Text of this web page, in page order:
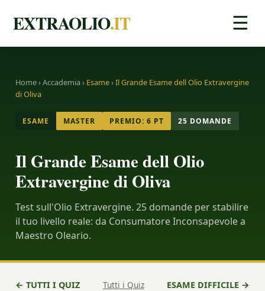
EXTRAOLIO.IT ☰
Home›Accademia › Esame›Il Grande Esame dell Olio Extravergine
di Oliva
ESAME MASTER PREMIO: 6 PT 25 DOMANDE
Il Grande Esame dell Olio
Extravergine di Oliva
Test sull'Olio Extravergine. 25 domande per stabilire
il tuo livello reale: da Consumatore Inconsapevole a
Maestro Oleario.
← TUTTI I QUIZ Tutti i Quiz ESAME DIFFICILE →